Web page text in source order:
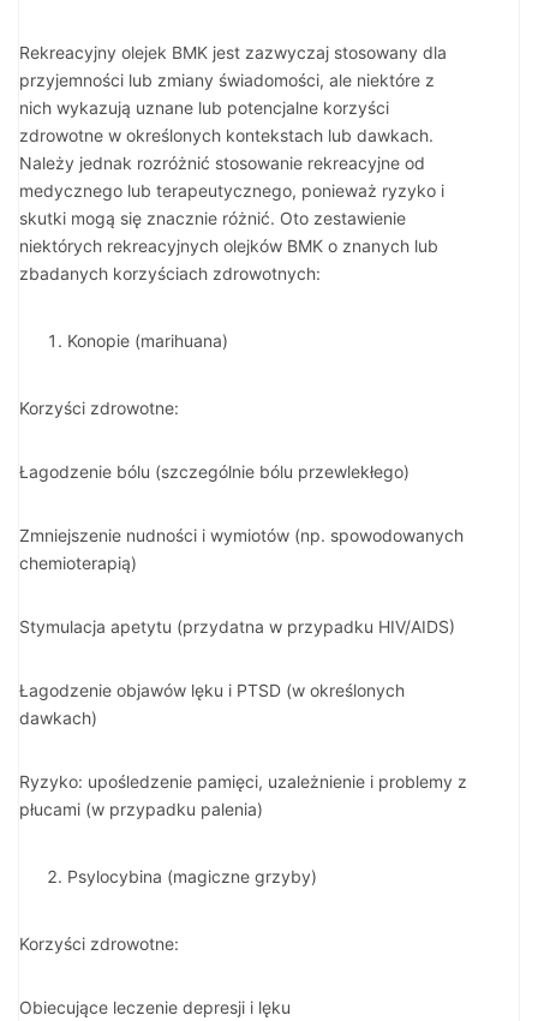
Rekreacyjny olejek BMK jest zazwyczaj stosowany dla
przyjemności lub zmiany świadomości, ale niektóre z
nich wykazują uznane lub potencjalne korzyści
zdrowotne w określonych kontekstach lub dawkach.
Należy jednak rozróżnić stosowanie rekreacyjne od
medycznego lub terapeutycznego, ponieważ ryzyko i
skutki mogą się znacznie różnić. Oto zestawienie
niektórych rekreacyjnych olejków BMK o znanych lub
zbadanych korzyściach zdrowotnych:
Konopie (marihuana)
Korzyści zdrowotne:
Łagodzenie bólu (szczególnie bólu przewlekłego)
Zmniejszenie nudności i wymiotów (np. spowodowanych
chemioterapią)
Stymulacja apetytu (przydatna w przypadku HIV/AIDS)
Łagodzenie objawów lęku i PTSD (w określonych
dawkach)
Ryzyko: upośledzenie pamięci, uzależnienie i problemy z
płucami (w przypadku palenia)
Psylocybina (magiczne grzyby)
Korzyści zdrowotne:
Obiecujące leczenie depresji i lęku